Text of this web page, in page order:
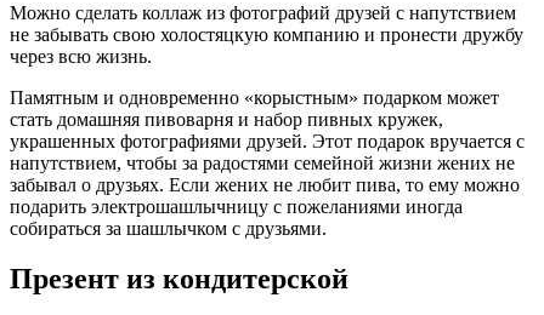
Можно сделать коллаж из фотографий друзей с напутствием
не забывать свою холостяцкую компанию и пронести дружбу
через всю жизнь.
Памятным и одновременно «корыстным» подарком может
стать домашняя пивоварня и набор пивных кружек,
украшенных фотографиями друзей. Этот подарок вручается с
напутствием, чтобы за радостями семейной жизни жених не
забывал о друзьях. Если жених не любит пива, то ему можно
подарить электрошашлычницу с пожеланиями иногда
собираться за шашлычком с друзьями.
Презент из кондитерской